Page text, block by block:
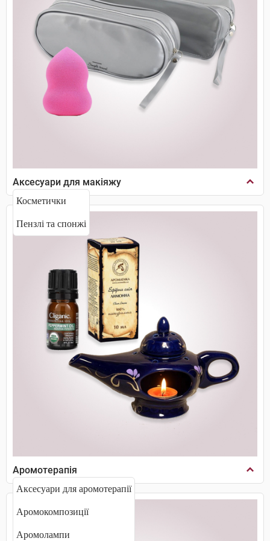
Аксесуари для макіяжу
Косметички
Пензлі та спонжі
Аромотерапія
Аксесуари для аромотерапії
Аромокомпозиції
Аромолампи